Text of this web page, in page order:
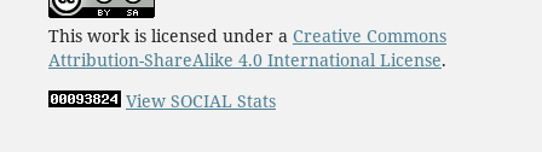
This work is licensed under a Creative Commons
Attribution-ShareAlike 4.0 International License.
View SOCIAL Stats